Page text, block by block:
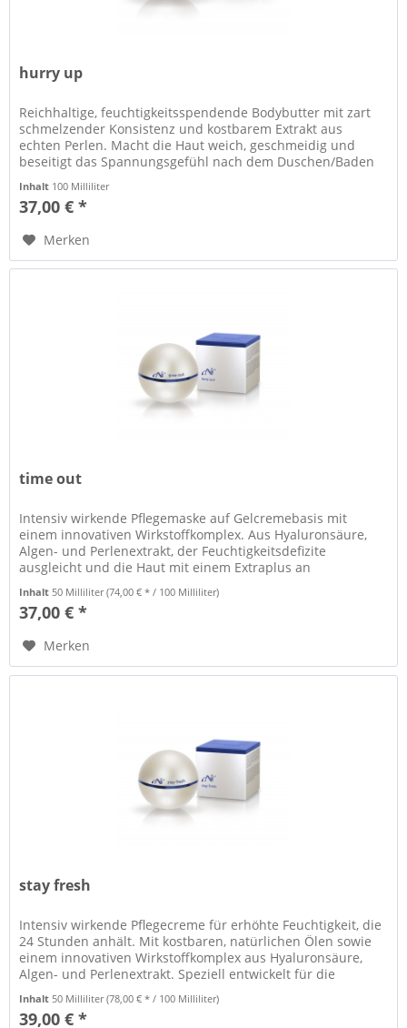
hurry up
Reichhaltige, feuchtigkeitsspendende Bodybutter mit zart
schmelzender Konsistenz und kostbarem Extrakt aus
echten Perlen. Macht die Haut weich, geschmeidig und
beseitigt das Spannungsgefühl nach dem Duschen/Baden
Inhalt 100 Milliliter
37,00 € *
Merken
time out
Intensiv wirkende Pflegemaske auf Gelcremebasis mit
einem innovativen Wirkstoffkomplex. Aus Hyaluronsäure,
Algen- und Perlenextrakt, der Feuchtigkeitsdefizite
ausgleicht und die Haut mit einem Extraplus an
Inhalt50 Milliliter(74,00 € * / 100 Milliliter)
37,00 € *
Merken
stay fresh
Intensiv wirkende Pflegecreme für erhöhte Feuchtigkeit, die
24 Stunden anhält. Mit kostbaren, natürlichen Ölen sowie
einem innovativen Wirkstoffkomplex aus Hyaluronsäure,
Algen- und Perlenextrakt. Speziell entwickelt für die
Inhalt50 Milliliter(78,00 € * / 100 Milliliter)
39,00 € *